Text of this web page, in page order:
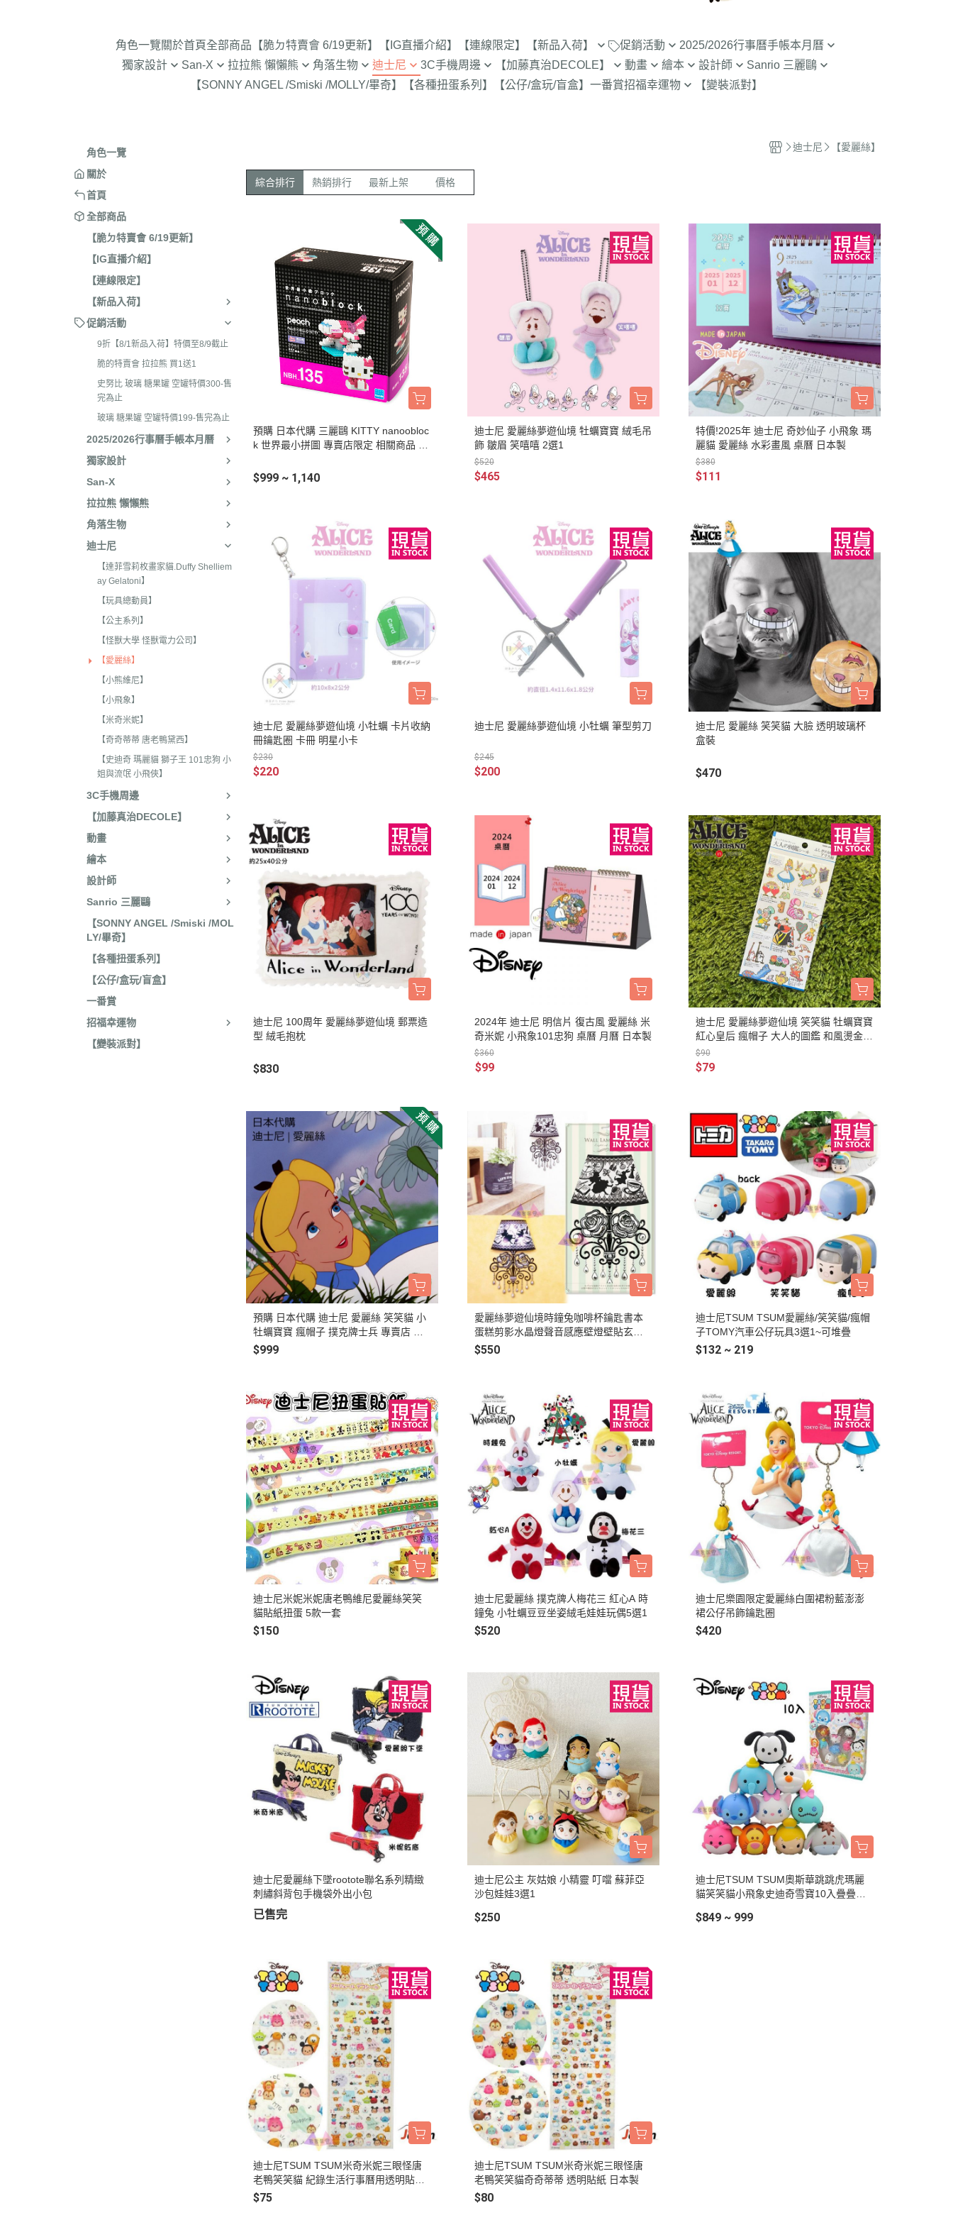
角色一覽關於首頁全部商品 【脆ㄉ特賣會 6/19更新】 【IG直播介紹】 【連線限定】 【新品入荷】
6/13新品入荷
6/6新品入荷
5/30新品入荷
5/23新品入荷
5/16新品入荷
5/9新品入荷
5/2新品入荷
促銷活動
止
2025/2026行事曆手帳本月曆
月曆
獨家設計 San-X 拉拉熊 懶懶熊
2026年9月 馬卡龍萬聖節派對/經
2026年8月 一番賞/四季配色/生
2026年7月 實驗室
2026年5月 一番賞/黑白設計
2026年4月 懶妹特輯
2026年3月 蜜茶熊 幸運草/四季
配色/櫻花盛開/san-x小鎮/美妝雜
貨
2026年1月 一番賞
2025年12月 變裝馬年/變裝招財
羔羊毛/居家好物/SAN-X宇宙
2025年10月 等你回家/san-x宇
宙/壽司職人/禮盒組/寫真照
2025年9月 Mister Donut甜甜圈/
基礎款/開學雜貨/萬聖節變
2025年8月 一番賞/廚房雜貨/聯
2025年7月 電玩遊戲
2025年5月 一番賞/花花世界
2025年3月 雨過天晴/辦公室雜
2025年2月 懶妹小惡魔/小清新咖
2024年10月 小確幸日常/拉麵職
絨毛玩偶、吊飾、沙包、場景
包包、票卡夾、眼鏡盒、遛娃包
手機、耳機、電腦周邊
廚房用具/餐具
洗漱衛浴用品
角落生物
2025年8月 企鵝湖
2024年12月 變裝蛇年
2024年10月 日常隨筆畫/表情符
號/拉麵職人
2024年8月 天使偶像
2024年7月 生鮮超市
2024年5月
2024年3月 Mister Donut 甜甜圈
2023年12月 變裝龍年
2023年11月 寶寶幼兒園
理小天才/肥嘟嘟麻糬
2023年9月 扮鬼萬聖節
2023年8月 外星人來襲
2023年7月 祭典
2023年3月 31冰淇淋聯名
2023年2月 療癒表情
2023年2月 豬排美食公園
2022年12月 熊熊咖啡館
2022年12月 奢華下午茶
2022年10月 變裝愛麗絲
2022年10月 經典回顧系列
2022年7月 療癒國度
2022年7月 幽靈遊樂園
2022年6月 星空列車
2022年4月 鳥類好朋友
2022年4月 10周年全員集合
2022年3月 10周年變裝柴犬
2021年11月 甜點店
2021年12月 戲院爆米花
2021年9月 美式速食店
2021年4月 公園玩耍
2021年4月 水果假期
2021年2月 花叢相遇兔兔
2021年2月 棉花糖樂園
2020年4月 露營登山系列
2020年4月 炸豬排餐系列
2020年03月 經典復古單寧牛仔
2020年02月 草莓甜點咖啡系列
貓咪三兄妺系列
睡衣派對
包包、票卡夾、眼鏡盒
手機、耳機周邊
保暖小物
文具
餐具
其他
迪士尼
【怪獸大學 怪獸電力公司】
【小飛象】
【米奇米妮】
【奇奇蒂蒂 唐老鴨黛西】
【史迪奇 瑪麗貓 獅子王 101忠
狗 小姐與流氓 小飛俠】
3C手機周邊
【iPhone 16Pro Max/Plus專用
保護殼周邊】
【iPhone 16Pro/16專用保護殼
【iPhone 15Pro Max/Plus專用
保護殼周邊】
【iPhone 15Pro/15專用保護殼
周邊】
【iPhone 14Pro Max/Plus專用
保護殼周邊】
【iPhone 14Pro/14專用保護殼
周邊】
【iPhone 13專用保護殼周邊】
【iPhone 12/12pro專用保護殼周
【iPhone 11/11pro/XR專用保護
殼周邊】
【iPhone X專用保護殼周邊】
【iPhone SE/8/7專用保護殼周
邊】
【iPhone 6/6s專用保護殼周邊】
【APPLE WATCH/AirTag保護套
周邊】
【行動電源】
【加藤真治DECOLE】
DECOLE 女兒節
DECOLE 巧克力萬歲
DECOLE 招福兔年
DECOLE 大野狼與小紅帽
DECOLE 檸檬季
DECOLE 賞月派對
DECOLE 豐收秋季
DECOLE 貓咪寫真
DECOLE 小春茶屋
DECOLE 雨天漫步
DECOLE 端午節
DECOLE 春天的公園
DECOLE 松足神社
DECOLE 大吉大利
DECOLE 大眾浴場
DECOLE 柚子湯屋
DECOLE 柚子日和
DECOLE 房間裝飾
DECOLE 午後貓咪
DECOLE 賞櫻之旅
DECOLE 月見旅店
DECOLE 招福文具
DECOLE 草莓咖啡廳
DECOLE 節分祭
DECOLE 櫻花盛開
DECOLE 休閒花園農場
DECOLE 貝貓
DECOLE 三毛貓酒吧
DECOLE 秋季特產
DECOLE 旅貓
DECOLE 商店街 咖啡廳
DECOLE 商店街 壽司店
DECOLE 南瓜收穫祭
DECOLE 萬聖節南瓜王國
DECOLE 昭和聖誕派對
DECOLE 耶誕市集
DECOLE 萬聖節百鬼夜行派對
DECOLE 聖誕節
DECOLE 干支虎年
DECOLE 2021牛年
DECOLE 其他
動畫
宮崎駿 龍貓 魔女宅急便 神隱少
女
美少女戰士
小小兵
芝麻街
精靈寶可夢皮卡丘/動物森友會/
瑪莉歐
鬼滅之刃
PUI PUI 天竺鼠車車
哥吉拉
繪本
Miffy 米菲 米飛兔
泡泡先生.Brabapapa
野貓軍團
植物小精靈 屁桃 醜比頭
嚕嚕米 慕敏家族 Moomin
mofusand 貓福珊迪
兔丸 USAMARU
設計師
杯緣子 杯緣子女孩OL小姐
Sanrio 三麗鷗
【Sanrio-庫洛米 美樂蒂
狗】
【Sanrio-人魚漢頓 酷企鵝 大眼
蛙】
【SONNY ANGEL /Smiski /MOLLY/畢奇】 【各種扭蛋系列】 【公仔/盒玩/盲盒】 一番賞招福幸運物 【變裝派對】
角色一覽
關於
首頁
全部商品
【脆ㄉ特賣會 6/19更新】
【IG直播介紹】
【連線限定】
【新品入荷】
促銷活動
9折【8/1新品入荷】特價至8/9截止
脆的特賣會 拉拉熊 買1送1
史努比 玻璃 糖果罐 空罐特價300-售
完為止
玻璃 糖果罐 空罐特價199-售完為止
2025/2026行事曆手帳本月曆
獨家設計
San-X
拉拉熊 懶懶熊
角落生物
迪士尼
【達菲雪莉枚畫家貓.Duffy Shelliem
ay Gelatoni】
【玩具總動員】
【公主系列】
【怪獸大學 怪獸電力公司】
【愛麗絲】
【小熊維尼】
【小飛象】
【米奇米妮】
【奇奇蒂蒂 唐老鴨黛西】
【史迪奇 瑪麗貓 獅子王 101忠狗 小
姐與流氓 小飛俠】
3C手機周邊
【加藤真治DECOLE】
動畫
繪本
設計師
Sanrio 三麗鷗
【SONNY ANGEL /Smiski /MOL
LY/畢奇】
【各種扭蛋系列】
【公仔/盒玩/盲盒】
一番賞
招福幸運物
【變裝派對】
迪士尼 【愛麗絲】
綜合排行 熱銷排行 最新上架 價格
預購 日本代購 三麗鷗 KITTY nanoobloc
k 世界最小拼圖 專賣店限定 相關商品 歡
$999 ~ 1,140
迪士尼 愛麗絲夢遊仙境 牡蠣寶寶 絨毛吊
飾 皺眉 笑嘻嘻 2選1
$520
$465
特價!2025年 迪士尼 奇妙仙子 小飛象 瑪
麗貓 愛麗絲 水彩畫風 桌曆 日本製
$380
$111
迪士尼 愛麗絲夢遊仙境 小牡蠣 卡片收納
冊鑰匙圈 卡冊 明星小卡
$230
$220
迪士尼 愛麗絲夢遊仙境 小牡蠣 筆型剪刀
$245
$200
迪士尼 愛麗絲 笑笑貓 大臉 透明玻璃杯
盒裝
$470
迪士尼 100周年 愛麗絲夢遊仙境 郵票造
型 絨毛抱枕
$830
2024年 迪士尼 明信片 復古風 愛麗絲 米
奇米妮 小飛象101忠狗 桌曆 月曆 日本製
$360
$99
迪士尼 愛麗絲夢遊仙境 笑笑貓 牡蠣寶寶
紅心皇后 瘋帽子 大人的圖鑑 和風燙金貼
紙 日本製
$90
$79
預購 日本代購 迪士尼 愛麗絲 笑笑貓 小
牡蠣寶寶 瘋帽子 撲克牌士兵 專賣店 限
定款 相關商品 歡迎詢問
$999
愛麗絲夢遊仙境時鐘兔咖啡杯鑰匙書本
蛋糕剪影水晶燈聲音感應壁燈壁貼玄關
燈
$550
迪士尼TSUM TSUM愛麗絲/笑笑貓/瘋帽
子TOMY汽車公仔玩具3選1~可堆疊
$132 ~ 219
迪士尼米妮米妮唐老鴨維尼愛麗絲笑笑
貓貼紙扭蛋 5款一套
$150
迪士尼愛麗絲 撲克牌人梅花三 紅心A 時
鐘兔 小牡蠣豆豆坐姿絨毛娃娃玩偶5選1
$520
迪士尼樂園限定愛麗絲白圍裙粉藍澎澎
裙公仔吊飾鑰匙圈
$420
迪士尼愛麗絲下墜rootote聯名系列精緻
刺繡斜背包手機袋外出小包
已售完
迪士尼公主 灰姑娘 小精靈 叮噹 蘇菲亞
沙包娃娃3選1
$250
迪士尼TSUM TSUM奧斯華跳跳虎瑪麗
貓笑笑貓小飛象史迪奇雪寶10入疊疊樂
$849 ~ 999
迪士尼TSUM TSUM米奇米妮三眼怪唐
老鴨笑笑貓 紀錄生活行事曆用透明貼紙
日本製
$75
迪士尼TSUM TSUM米奇米妮三眼怪唐
老鴨笑笑貓奇奇蒂蒂 透明貼紙 日本製
$80